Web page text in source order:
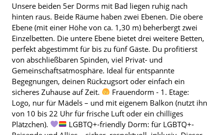
Unsere beiden 5er Dorms mit Bad liegen ruhig nach
hinten raus. Beide Räume haben zwei Ebenen. Die obere
Ebene (mit einer Höhe von ca. 1,30 m) beherbergt zwei
Einzelbetten. Die untere Ebene bietet drei weitere Betten,
perfekt abgestimmt für bis zu fünf Gäste. Du profitierst
von abschließbaren Spinden, viel Privat- und
Gemeinschaftsatmosphäre. Ideal für entspannte
Begegnungen, deinen Rückzugsort oder einfach ein
sicheres Zuhause auf Zeit.
Frauendorm - 1. Etage:
Logo, nur für Mädels – und mit eigenem Balkon (nutzt ihn
von 10 bis 22 Uhr für frische Luft oder ein chilliges
Plätzchen).
LGBTQ+-friendly Dorm: für LGBTQ+-